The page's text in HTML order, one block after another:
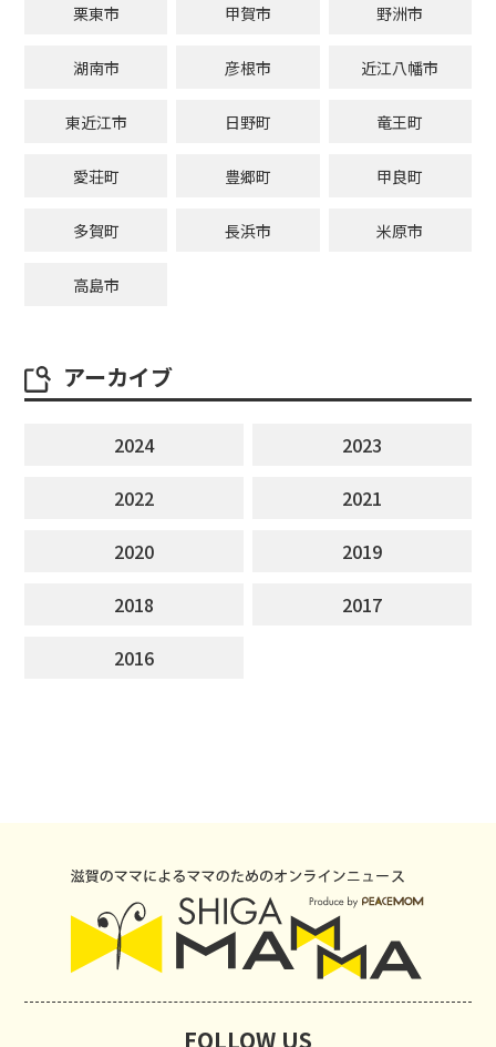
栗東市 甲賀市 野洲市
湖南市 彦根市 近江八幡市
東近江市 日野町 竜王町
愛荘町 豊郷町 甲良町
多賀町 長浜市 米原市
高島市
アーカイブ
2024
2023
2022
2021
2020
2019
2018
2017
2016
FOLLOW US